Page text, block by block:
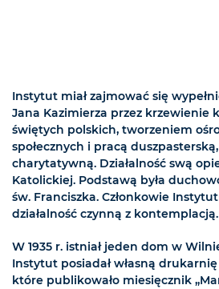
Instytut miał zajmować się
Jana Kazimierza przez krzewienie
świętych polskich, tworzeniem
społecznych i pracą
charytatywną. Działalność swą
Katolickiej. Podstawą była
św. Franciszka. Członkowie
działalność czynną z kontemplacją.
W 1935 r. istniał jeden dom w
Instytut posiadał własną
które publikowało miesięcznik